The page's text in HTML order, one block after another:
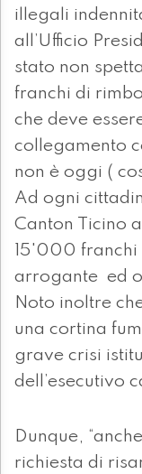
illegali
all’Ufficio
stato non
franchi di
che deve
collegamento
non è oggi (
Ad ogni
Canton Ticino
15'000 franchi
arrogante ed
Noto inoltre
una cortina
grave crisi
dell’esecutivo
Dunque,
richiesta di